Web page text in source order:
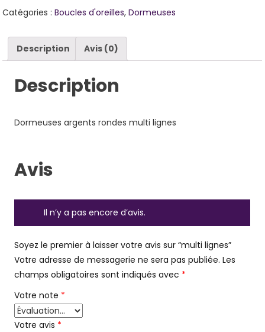
Catégories :Boucles d'oreilles,Dormeuses
Description Avis (0)
Description
Dormeuses argents rondes multi lignes
Avis
Il n’y a pas encore d’avis.
Soyez le premier à laisser votre avis sur “multi lignes”
Votre adresse de messagerie ne sera pas publiée. Les
champs obligatoires sont indiqués avec *
Votre note *
Votre avis *